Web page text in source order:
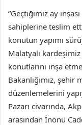
“Geçtiğimiz ay
sahiplerine teslim
konutun yapımı
Malatyalı
konutlarını inşa
Bakanlığımız,
düzenlemelerini
Pazarı civarında,
arasından İnönü